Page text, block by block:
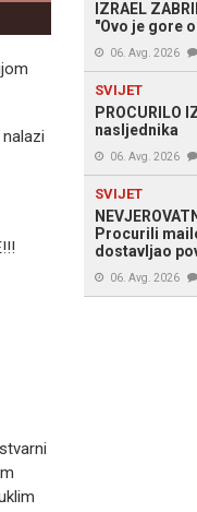
IZRAEL
"Ovo je gore
06. Avg. 2026
SVIJET
PROCURILO
nasljednika
06. Avg. 2026
SVIJET
Procurili
dostavljao
06. Avg. 2026